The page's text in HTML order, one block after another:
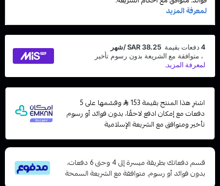
اشترِ هذا المنتج بقيمة 153
وقسّمها على 5
دفعات مع إمكان ادفع لاحقًا، بدون فوائد أو رسوم
تأخير ومتوافق مع الشريعة الإسلامية
قسم دفعاتك بطريقة ميسرة إلى 4 وحتى 6 دفعات،
بدون فوائد أو رسوم. متوافقة مع الشريعة السمحة